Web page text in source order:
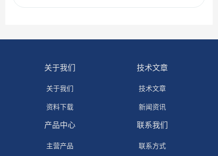
关于我们
关于我们
资料下载
技术文章
技术文章
新闻资讯
产品中心
主营产品
联系我们
联系方式